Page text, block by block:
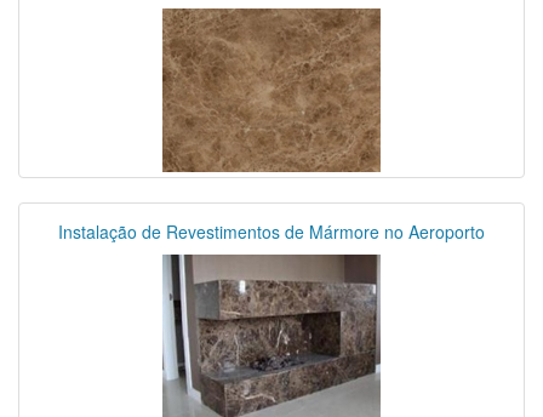
Instalação de Revestimentos de Mármore no Aeroporto